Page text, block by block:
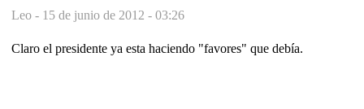
Leo - 15 de junio de 2012 - 03:26
Claro el presidente ya esta haciendo "favores" que debía.